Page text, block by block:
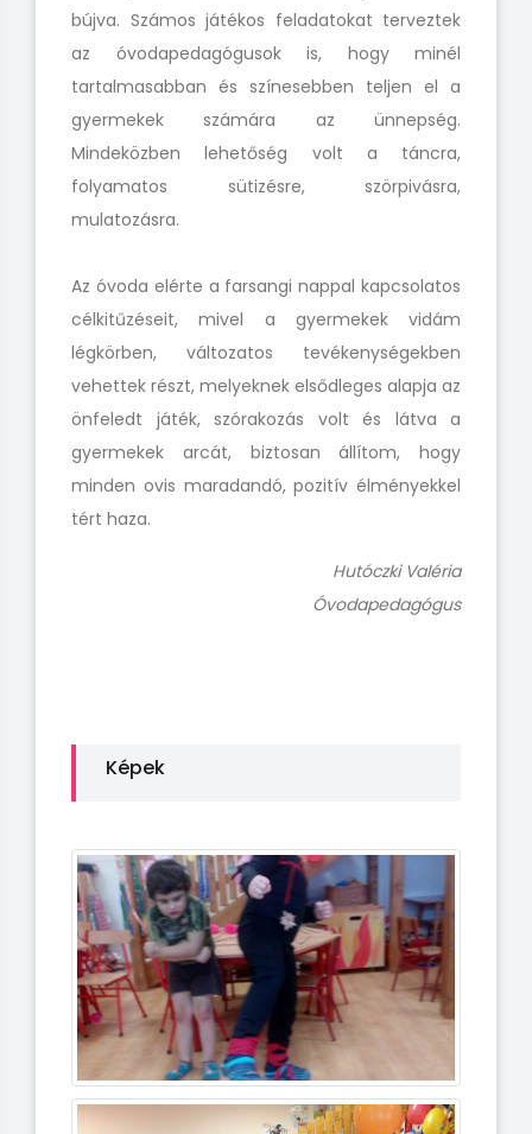
bújva. Számos játékos feladatokat terveztek
az óvodapedagógusok is, hogy minél
tartalmasabban és színesebben teljen el a
gyermekek számára az ünnepség.
Mindeközben lehetőség volt a táncra,
folyamatos sütizésre, szörpivásra,
mulatozásra.
Az óvoda elérte a farsangi nappal kapcsolatos
célkitűzéseit, mivel a gyermekek vidám
légkörben, változatos tevékenységekben
vehettek részt, melyeknek elsődleges alapja az
önfeledt játék, szórakozás volt és látva a
gyermekek arcát, biztosan állítom, hogy
minden ovis maradandó, pozitív élményekkel
tért haza.
Hutóczki Valéria
Óvodapedagógus
Képek